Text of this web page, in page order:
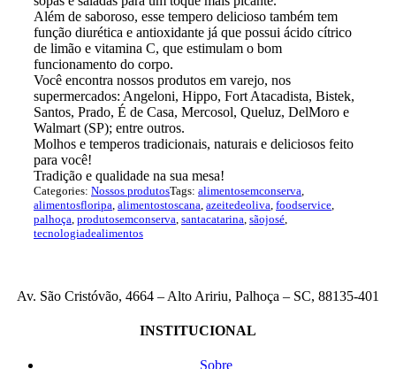
Além de saboroso, esse tempero delicioso também tem
função diurética e antioxidante já que possui ácido cítrico
de limão e vitamina C, que estimulam o bom
funcionamento do corpo.
Você encontra nossos produtos em varejo, nos
supermercados: Angeloni, Hippo, Fort Atacadista, Bistek,
Santos, Prado, É de Casa, Mercosol, Queluz, DelMoro e
Walmart (SP); entre outros.
Molhos e temperos tradicionais, naturais e deliciosos feito
para você!
Tradição e qualidade na sua mesa!
Categories: Nossos produtosTags: alimentosemconserva
alimentosfloripa alimentostoscana azeitedeoliva foodservice,
palhoça produtosemconserva santacatarina sãojosé,
tecnologiadealimentos
Av. São Cristóvão, 4664 – Alto Aririu, Palhoça – SC, 88135-401
INSTITUCIONAL
Sobre